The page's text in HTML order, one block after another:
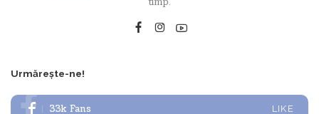
Urmărește-ne!
33k Fans LIKE